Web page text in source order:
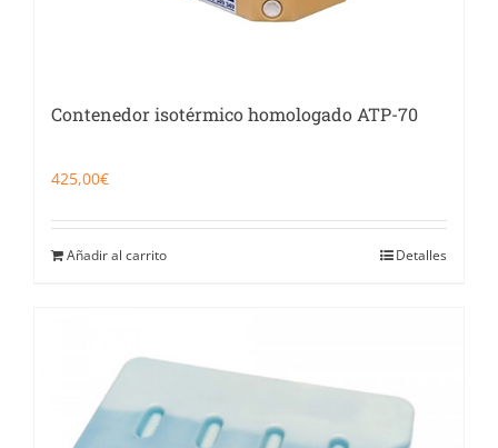
Contenedor isotérmico homologado ATP-70
425,00€
Añadir al carrito Detalles